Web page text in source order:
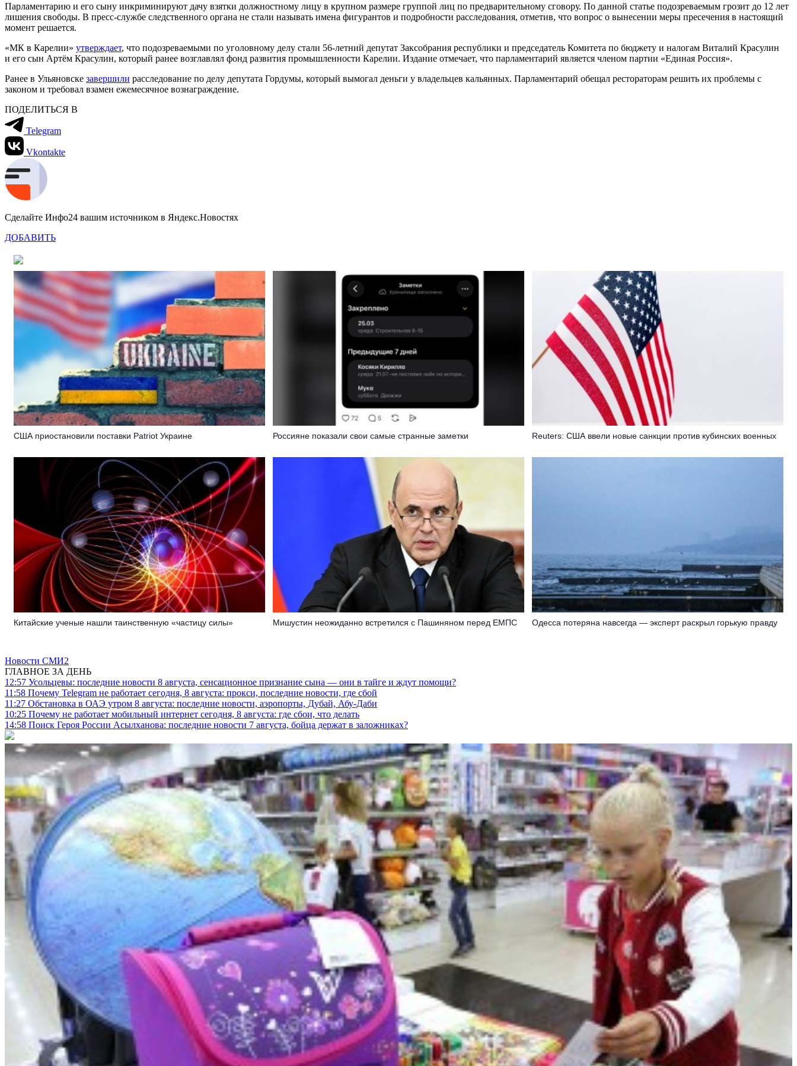
Парламентарию и его сыну инкриминируют дачу взятки должностному лицу в крупном размере группой лиц по предварительному сговору. По данной статье подозреваемым грозит до 12 лет
лишения свободы. В пресс-службе следственного органа не стали называть имена фигурантов и подробности расследования, отметив, что вопрос о вынесении меры пресечения в настоящий
момент решается.
«МК в Карелии» утверждает, что подозреваемыми по уголовному делу стали 56-летний депутат Заксобрания республики и председатель Комитета по бюджету и налогам Виталий Красулин
и его сын Артём Красулин, который ранее возглавлял фонд развития промышленности Карелии. Издание отмечает, что парламентарий является членом партии «Единая Россия».
Ранее в Ульяновске завершили расследование по делу депутата Гордумы, который вымогал деньги у владельцев кальянных. Парламентарий обещал рестораторам решить их проблемы с
законом и требовал взамен ежемесячное вознаграждение.
ПОДЕЛИТЬСЯ В
Telegram
Vkontakte
Сделайте Инфо24 вашим источником в Яндекс.Новостях
ДОБАВИТЬ
США приостановили поставки Patriot Украине Россияне показали свои самые странные заметки Reuters: США ввели новые санкции против кубинских военных
Китайские ученые нашли таинственную «частицу силы» Мишустин неожиданно встретился с Пашиняном перед ЕМПС Oдecca пoтeрянa нaвceгдa — экcпeрт рacкрыл гoрькую прaвду
Новости СМИ2
ГЛАВНОЕ ЗА ДЕНЬ
12:57 Усольцевы: последние новости 8 августа, сенсационное признание сына — они в тайге и ждут помощи?
11:58 Почему Telegram не работает сегодня, 8 августа: прокси, последние новости, где сбой
11:27 Обстановка в ОАЭ утром 8 августа: последние новости, аэропорты, Дубай, Абу-Даби
10:25 Почему не работает мобильный интернет сегодня, 8 августа: где сбои, что делать
14:58 Поиск Героя России Асылханова: последние новости 7 августа, бойца держат в заложниках?